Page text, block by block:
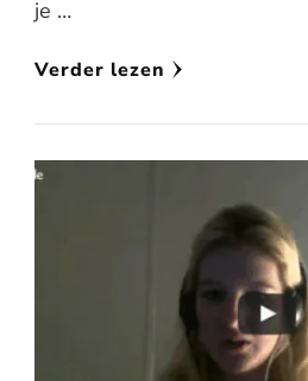
je …
Verder lezen